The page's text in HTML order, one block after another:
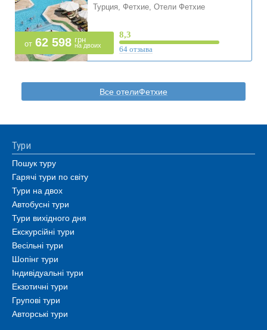
от 62 598 грн
на двоих
Турция, Фетхие, Отели Фетхие
8,3
64 отзыва
Все отелиФетхие
Тури
Пошук туру
Гарячі тури по світу
Тури на двох
Автобусні тури
Тури вихідного дня
Екскурсійні тури
Весільні тури
Шопінг тури
Індивідуальні тури
Екзотичні тури
Групові тури
Авторські тури